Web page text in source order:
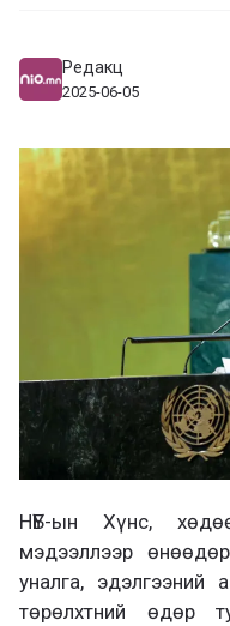
Редакц
2025-06-05
НҮБ-ын Хүнс,
мэдээллээр
уналга,
төрөлхтний өдөр